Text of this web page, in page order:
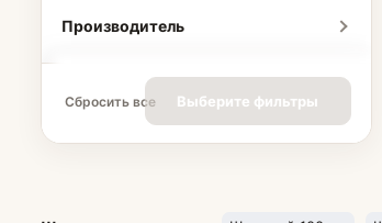
Производитель
Сбросить все Выберите фильтры